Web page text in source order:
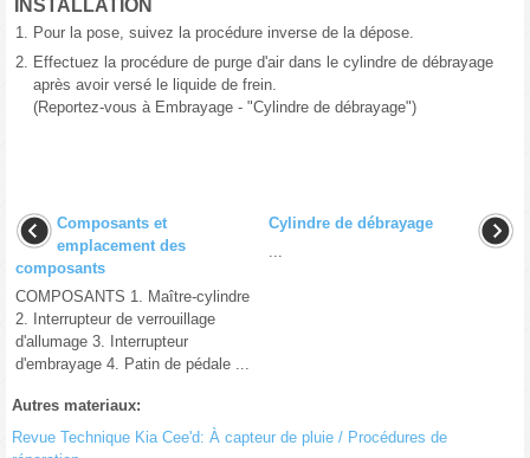
INSTALLATION
1. Pour la pose, suivez la procédure inverse de la dépose.
2. Effectuez la procédure de purge d'air dans le cylindre de débrayage
après avoir versé le liquide de frein.
(Reportez-vous à Embrayage - "Cylindre de débrayage")
Composants et
emplacement des
composants
COMPOSANTS 1. Maître-cylindre
2. Interrupteur de verrouillage
d'allumage 3. Interrupteur
d'embrayage 4. Patin de pédale ...
Cylindre de débrayage
...
Autres materiaux:
Revue Technique Kia Cee'd: À capteur de pluie / Procédures de